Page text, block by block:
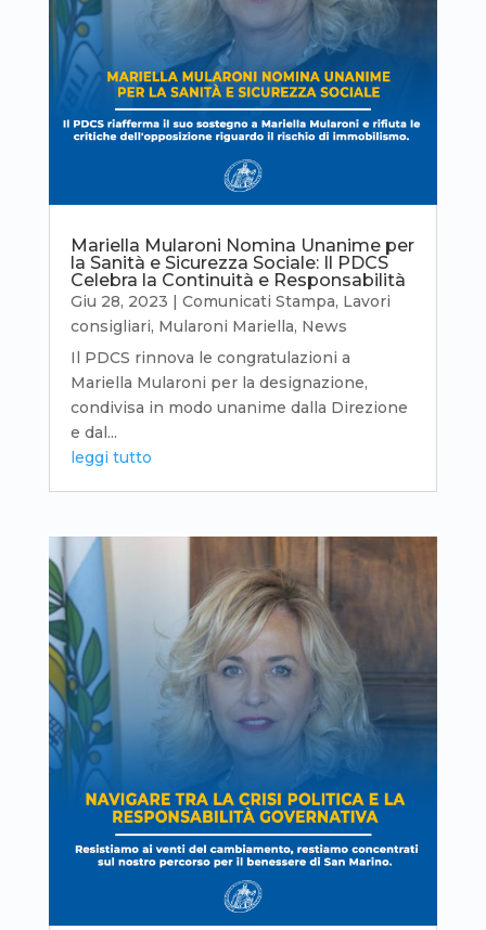
Mariella Mularoni Nomina Unanime per
la Sanità e Sicurezza Sociale: Il PDCS
Celebra la Continuità e Responsabilità
Giu 28, 2023 | Comunicati Stampa, Lavori
consigliari, Mularoni Mariella, News
Il PDCS rinnova le congratulazioni a
Mariella Mularoni per la designazione,
condivisa in modo unanime dalla Direzione
e dal...
leggi tutto